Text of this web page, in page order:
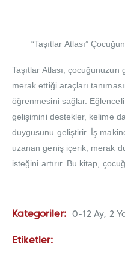
“Taşıtlar Atlası”
Taşıtlar Atlası,
merak ettiği araçları
öğrenmesini sağlar.
gelişimini destekler, kelime
duygusunu geliştirir. İş
uzanan geniş içerik, merak
isteğini artırır. Bu kitap,
“Taşıtlar Atlası” Nasıl
Kategoriler: 0-12 Ay, 2
Etiketler: